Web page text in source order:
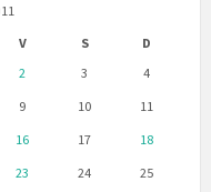
V S
D
2 3
4
9 10
11
16 17
18
23 24
25